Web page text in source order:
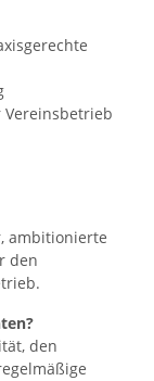
Vereinsbetrieb
ambitionierte
den
den